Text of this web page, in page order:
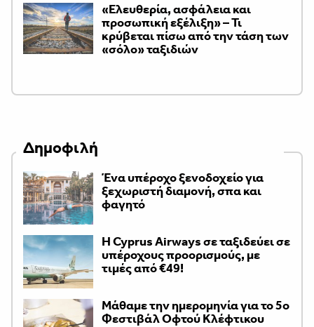
«Ελευθερία, ασφάλεια και
προσωπική εξέλιξη» – Τι
κρύβεται πίσω από την τάση των
«σόλο» ταξιδιών
Δημοφιλή
Ένα υπέροχο ξενοδοχείο για
ξεχωριστή διαμονή, σπα και
φαγητό
H Cyprus Airways σε ταξιδεύει σε
υπέροχους προορισμούς, με
τιμές από €49!
Μάθαμε την ημερομηνία για το 5ο
Φεστιβάλ Οφτού Κλέφτικου